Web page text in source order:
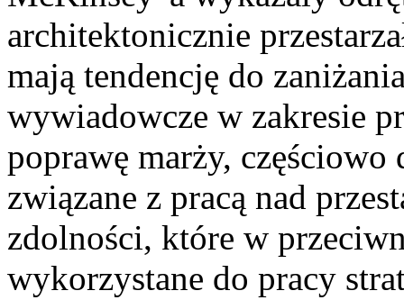
architektonicznie
mają tendencję do
wywiadowcze w zakresie
poprawę marży,
związane z pracą nad
zdolności, które w
wykorzystane do pracy